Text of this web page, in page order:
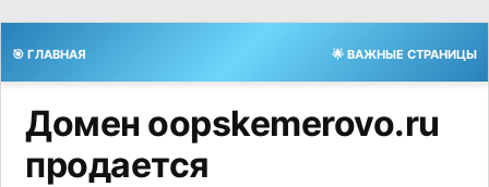
🎯 ГЛАВНАЯ 🌟 ВАЖНЫЕ СТРАНИЦЫ
Домен oopskemerovo.ru
продается